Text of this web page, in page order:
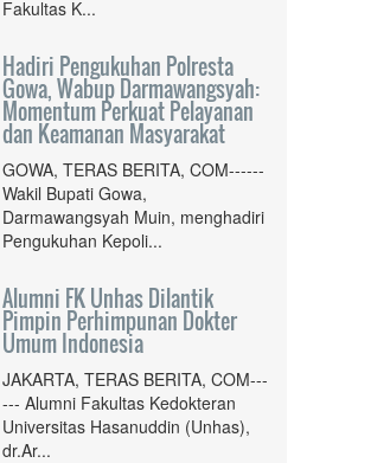
Fakultas K...
Hadiri Pengukuhan Polresta
Gowa, Wabup Darmawangsyah:
Momentum Perkuat Pelayanan
dan Keamanan Masyarakat
GOWA, TERAS BERITA, COM------
Wakil Bupati Gowa,
Darmawangsyah Muin, menghadiri
Pengukuhan Kepoli...
Alumni FK Unhas Dilantik
Pimpin Perhimpunan Dokter
Umum Indonesia
JAKARTA, TERAS BERITA, COM---
--- Alumni Fakultas Kedokteran
Universitas Hasanuddin (Unhas),
dr.Ar...